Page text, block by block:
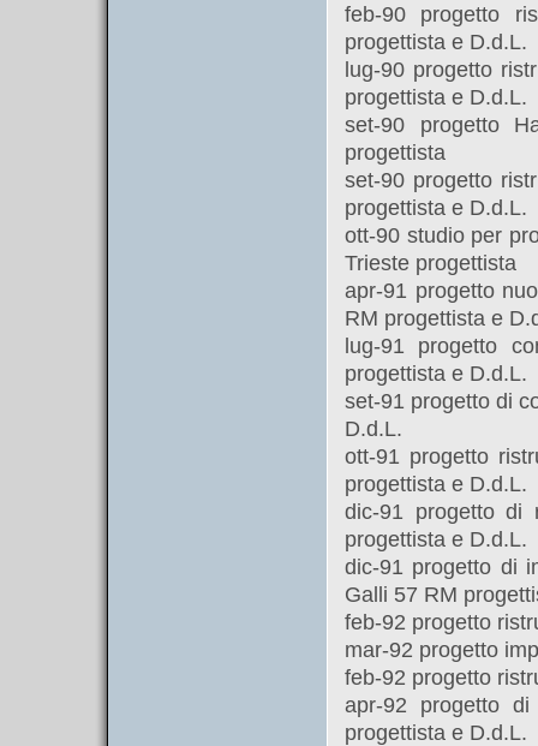
feb-90 progetto
progettista e D.d.L.
lug-90 progetto
progettista e D.d.L.
set-90 progetto
progettista
set-90 progetto
progettista e D.d.L.
ott-90 studio per
Trieste progettista
apr-91 progetto
RM progettista e
lug-91 progetto
progettista e D.d.L.
set-91 progetto di
D.d.L.
ott-91 progetto
progettista e D.d.L.
dic-91 progetto di
progettista e D.d.L.
dic-91 progetto di
Galli 57 RM
feb-92 progetto
mar-92 progetto
feb-92 progetto
apr-92 progetto
progettista e D.d.L.